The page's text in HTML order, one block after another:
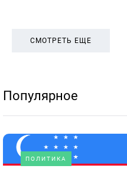
СМОТРЕТЬ ЕЩЕ
Популярное
ПОЛИТИКА